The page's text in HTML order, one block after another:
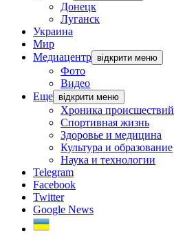
Донецк
Луганск
Украина
Мир
Медиацентр відкрити меню
Фото
Видео
Еще відкрити меню
Хроника происшествий
Спортивная жизнь
Здоровье и медицина
Культура и образование
Наука и технологии
Telegram
Facebook
Twitter
Google News